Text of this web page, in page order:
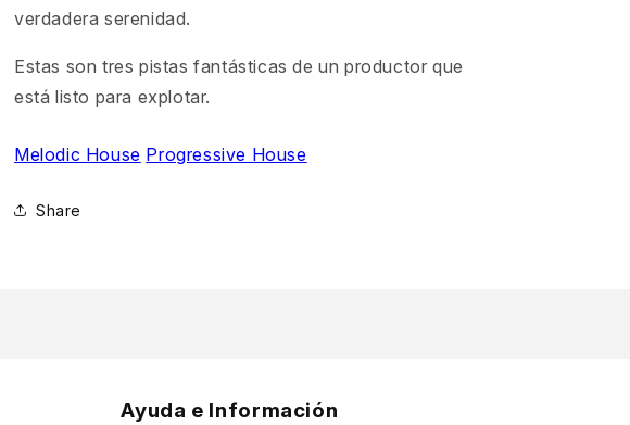
verdadera serenidad.
Estas son tres pistas fantásticas de un productor que
está listo para explotar.
Melodic House Progressive House
Share
Ayuda e Información